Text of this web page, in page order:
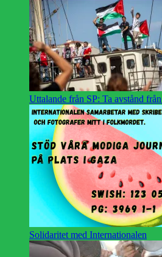
Uttalande från SP: Ta avstånd
Solidaritet med Internationalen